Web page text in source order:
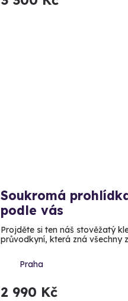
Soukromá
podle vás
Projděte si ten náš stověžatý
průvodkyní, která zná všechny
Praha
2 990 Kč